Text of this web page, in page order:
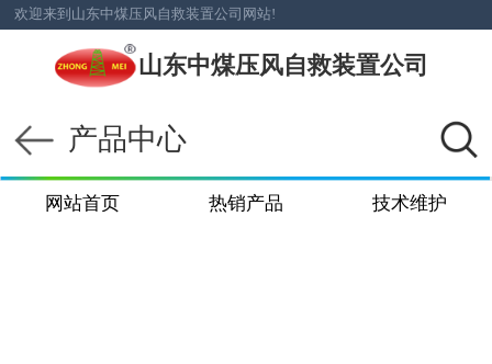
欢迎来到山东中煤压风自救装置公司网站!
山东中煤压风自救装置公司
产品中心
网站首页 热销产品 技术维护